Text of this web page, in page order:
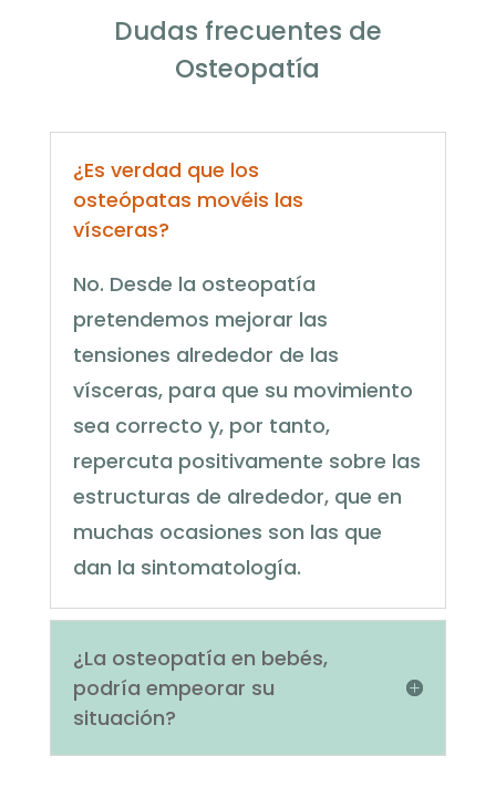
Dudas frecuentes de
Osteopatía
¿Es verdad que los
osteópatas movéis las
vísceras?
No. Desde la osteopatía
pretendemos mejorar las
tensiones alrededor de las
vísceras, para que su movimiento
sea correcto y, por tanto,
repercuta positivamente sobre las
estructuras de alrededor, que en
muchas ocasiones son las que
dan la sintomatología.
¿La osteopatía en bebés,
podría empeorar su
situación?